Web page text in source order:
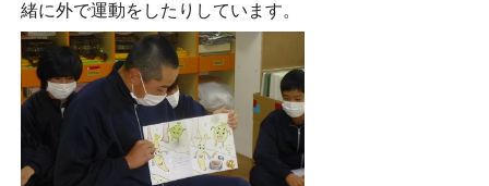
緒に外で運動をしたりしています。